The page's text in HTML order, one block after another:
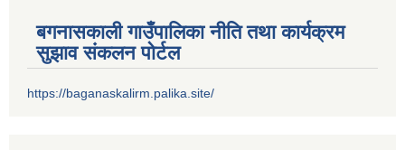
बगनासकाली गाउँपालिका नीति तथा कार्यक्रम
सुझाव संकलन पोर्टल
https://baganaskalirm.palika.site/